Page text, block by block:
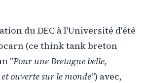
du DEC à l'Université d'été
(ce think tank breton
"Pour une Bretagne belle,
ouverte sur le monde") avec,